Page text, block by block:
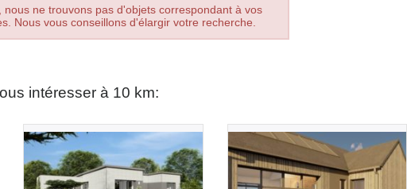
nous ne trouvons pas d'objets correspondant à vos
Nous vous conseillons d'élargir votre recherche.
intéresser à 10 km: